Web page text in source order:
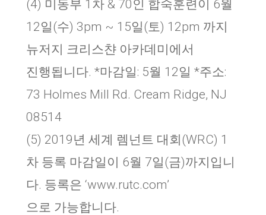
(4) 미동부 1차 & 70인 합숙훈련이 6월
12일(수) 3pm ~ 15일(토) 12pm 까지
뉴저지 크리스챤 아카데미에서
진행됩니다. *마감일: 5월 12일 *주소:
73 Holmes Mill Rd. Cream Ridge, NJ
08514
(5) 2019년 세계 렘넌트 대회(WRC) 1
차 등록 마감일이 6월 7일(금)까지입니
다. 등록은 ‘www.rutc.com’
으로 가능합니다.